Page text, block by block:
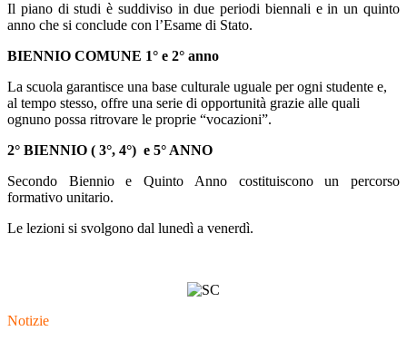
Il piano di studi è suddiviso in due periodi biennali e in un quinto
anno che si conclude con l’Esame di Stato.
BIENNIO COMUNE 1° e 2° anno
La scuola garantisce una base culturale uguale per ogni studente e,
al tempo stesso, offre una serie di opportunità grazie alle quali
ognuno possa ritrovare le proprie “vocazioni”.
2° BIENNIO ( 3°, 4°) e 5° ANNO
Secondo Biennio e Quinto Anno costituiscono un percorso
formativo unitario.
Le lezioni si svolgono dal lunedì a venerdì.
Notizie